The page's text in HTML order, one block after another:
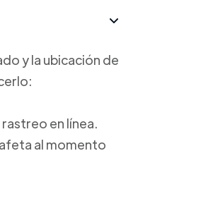
y la ubicación de
en línea.
al momento